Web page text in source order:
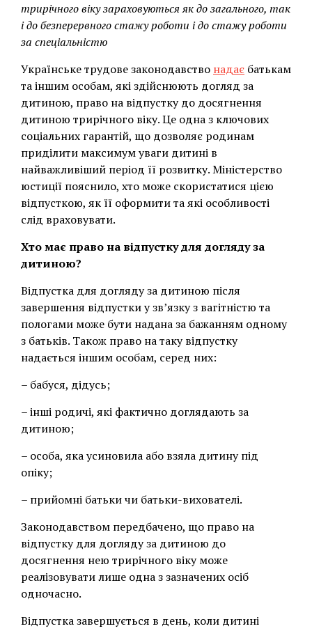
трирічного віку зараховуються як до загального, так
і до безперервного стажу роботи і до стажу роботи
за спеціальністю
Українське трудове законодавство надає батькам
та іншим особам, які здійснюють догляд за
дитиною, право на відпустку до досягнення
дитиною трирічного віку. Це одна з ключових
соціальних гарантій, що дозволяє родинам
приділити максимум уваги дитині в
найважливіший період її розвитку. Міністерство
юстиції пояснило, хто може скористатися цією
відпусткою, як її оформити та які особливості
слід враховувати.
Хто має право на відпустку для догляду за
дитиною?
Відпустка для догляду за дитиною після
завершення відпустки у зв’язку з вагітністю та
пологами може бути надана за бажанням одному
з батьків. Також право на таку відпустку
надається іншим особам, серед них:
– бабуся, дідусь;
– інші родичі, які фактично доглядають за
дитиною;
– особа, яка усиновила або взяла дитину під
опіку;
– прийомні батьки чи батьки-вихователі.
Законодавством передбачено, що право на
відпустку для догляду за дитиною до
досягнення нею трирічного віку може
реалізовувати лише одна з зазначених осіб
одночасно.
Відпустка завершується в день, коли дитині